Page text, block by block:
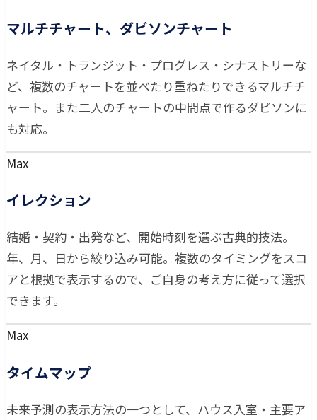
マルチチャート、ダビソンチャート
ネイタル・トランジット・プログレス・シナストリーな
ど、複数のチャートを並べたり重ねたりできるマルチチ
ャート。また二人のチャートの中間点で作るダビソンに
も対応。
Max
イレクション
結婚・契約・出発など、開始時刻を選ぶ古典的技法。
年、月、日から絞り込み可能。複数のタイミングをスコ
アと根拠で表示するので、ご自身の考え方に従って選択
できます。
Max
タイムマップ
未来予測の表示方法の一つとして、ハウス入室・主要ア